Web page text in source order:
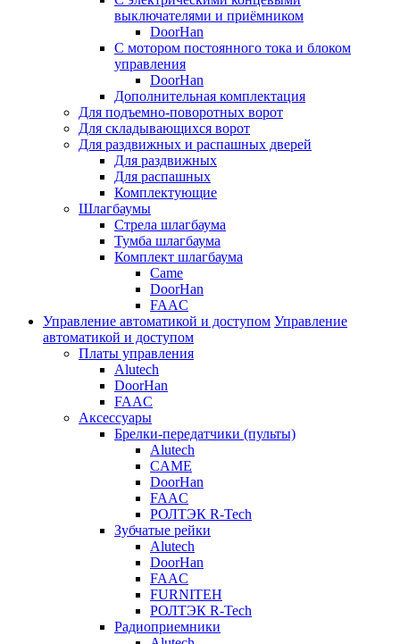
выключателями и приёмником
DoorHan
С мотором постоянного тока и блоком
управления
DoorHan
Дополнительная комплектация
Для подъемно-поворотных ворот
Для складывающихся ворот
Для раздвижных и распашных дверей
Для раздвижных
Для распашных
Комплектующие
Шлагбаумы
Стрела шлагбаума
Тумба шлагбаума
Комплект шлагбаума
Came
DoorHan
FAAC
Управление автоматикой и доступом Управление
автоматикой и доступом
Платы управления
Alutech
DoorHan
FAAC
Аксессуары
Брелки-передатчики (пульты)
Alutech
CAME
DoorHan
FAAC
РОЛТЭК R-Tech
Зубчатые рейки
Alutech
DoorHan
FAAC
FURNITEH
РОЛТЭК R-Tech
Радиоприемники